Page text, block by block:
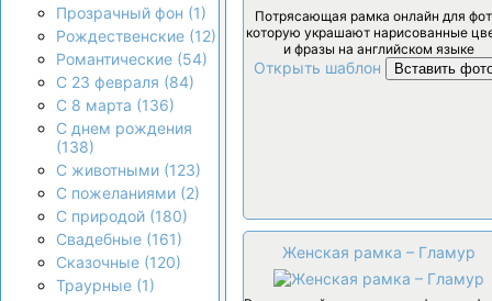
Прозрачный фон (1)
Рождественские (12)
Романтические (54)
С 23 февраля (84)
С 8 марта (136)
С днем рождения
(138)
С животными (123)
С пожеланиями (2)
С природой (180)
Свадебные (161)
Сказочные (120)
Траурные (1)
Потрясающая рамка онлайн для
которую украшают нарисованные
и фразы на английском языке
Открыть шаблон Вставить
Женская рамка – Гламур